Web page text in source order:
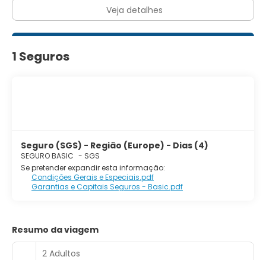
armazenamento para bagagem.
Veja detalhes
1 Seguros
Seguro (SGS) - Região (Europe) - Dias (4)
SEGURO BASIC - SGS
Se pretender expandir esta informação:
Condições Gerais e Especiais.pdf
Garantias e Capitais Seguros - Basic.pdf
Resumo da viagem
2 Adultos